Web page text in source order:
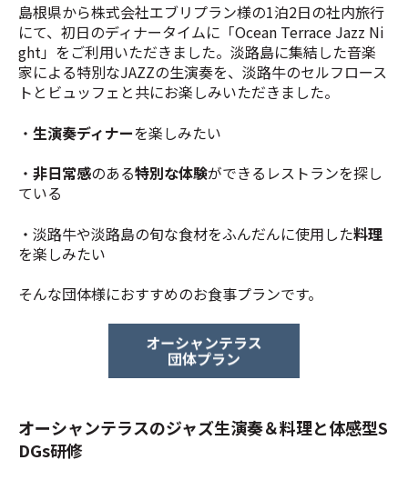
島根県から株式会社エブリプラン様の1泊2日の社内旅行
にて、初日のディナータイムに「Ocean Terrace Jazz Ni
ght」をご利用いただきました。 淡路島に集結した音楽
家による特別なJAZZの生演奏を、淡路牛のセルフロース
トとビュッフェと共にお楽しみいただきました。
・ 生演奏ディナーを楽しみたい
・ 非日常感のある特別な体験ができるレストランを探し
ている
・淡路牛や淡路島の旬な食材をふんだんに使用した料理
を楽しみたい
そんな団体様におすすめのお食事プランです。
オーシャンテラスのジャズ生演奏＆料理と体感型S
DGs研修